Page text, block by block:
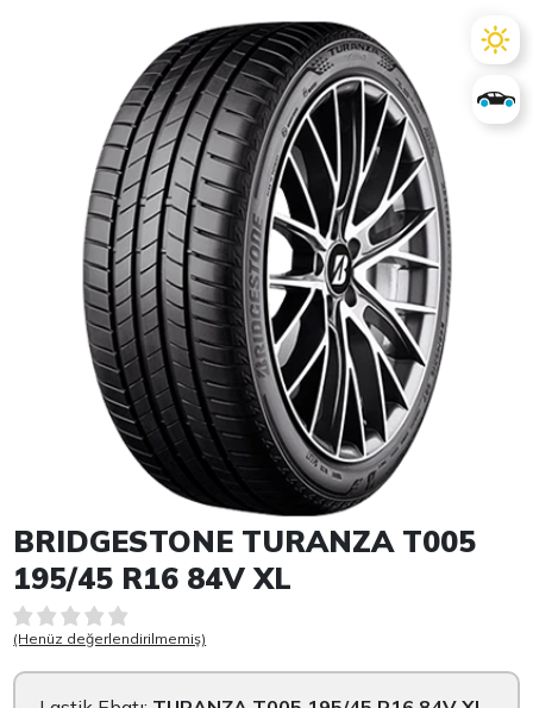
Item 1 of 1
BRIDGESTONE TURANZA T005
195/45 R16 84V XL
(Henüz değerlendirilmemiş)